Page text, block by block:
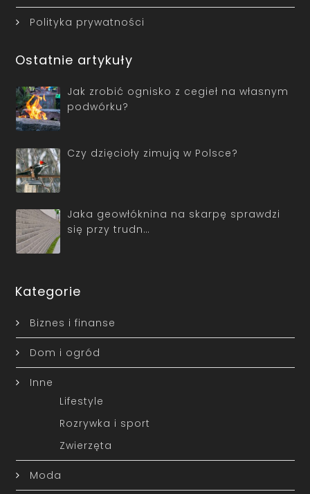
Polityka prywatności
Ostatnie artykuły
Jak zrobić ognisko z cegieł na własnym
podwórku?
Czy dzięcioły zimują w Polsce?
Jaka geowłóknina na skarpę sprawdzi
się przy trudn…
Kategorie
Biznes i finanse
Dom i ogród
Inne
Lifestyle
Rozrywka i sport
Zwierzęta
Moda